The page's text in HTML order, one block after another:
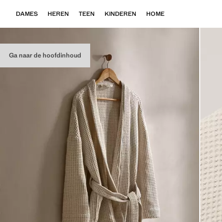
Ga naar de hoofdinhoud
DAMES HEREN TEEN KINDEREN HOME